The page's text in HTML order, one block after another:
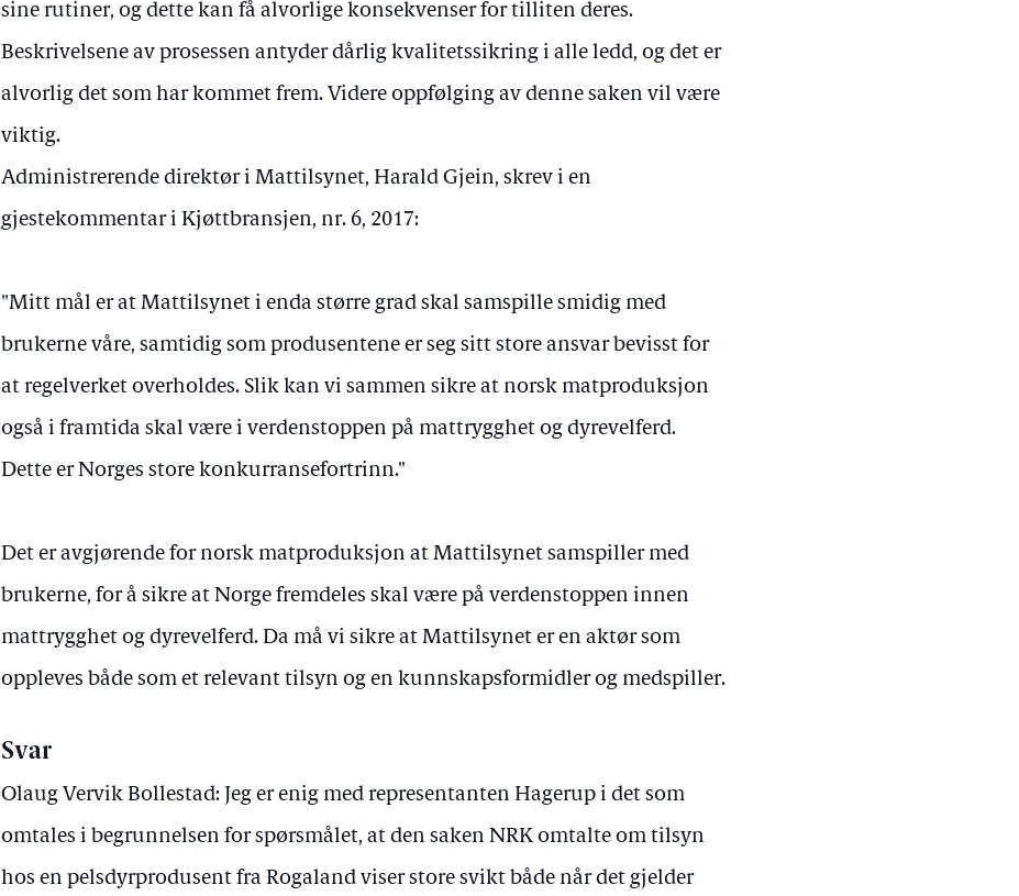
sine rutiner, og dette kan få alvorlige konsekvenser for tilliten deres.
Beskrivelsene av prosessen antyder dårlig kvalitetssikring i alle ledd, og det er
alvorlig det som har kommet frem. Videre oppfølging av denne saken vil være
viktig.
Administrerende direktør i Mattilsynet, Harald Gjein, skrev i en
gjestekommentar i Kjøttbransjen, nr. 6, 2017:
"Mitt mål er at Mattilsynet i enda større grad skal samspille smidig med
brukerne våre, samtidig som produsentene er seg sitt store ansvar bevisst for
at regelverket overholdes. Slik kan vi sammen sikre at norsk matproduksjon
også i framtida skal være i verdenstoppen på mattrygghet og dyrevelferd.
Dette er Norges store konkurransefortrinn."
Det er avgjørende for norsk matproduksjon at Mattilsynet samspiller med
brukerne, for å sikre at Norge fremdeles skal være på verdenstoppen innen
mattrygghet og dyrevelferd. Da må vi sikre at Mattilsynet er en aktør som
oppleves både som et relevant tilsyn og en kunnskapsformidler og medspiller.
Svar
Olaug Vervik Bollestad: Jeg er enig med representanten Hagerup i det som
omtales i begrunnelsen for spørsmålet, at den saken NRK omtalte om tilsyn
hos en pelsdyrprodusent fra Rogaland viser store svikt både når det gjelder